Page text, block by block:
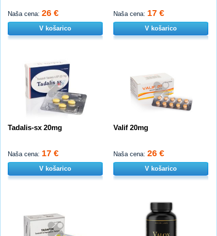
Naša cena: 26 €
V košarico
Naša cena: 17 €
V košarico
Tadalis-sx 20mg
Naša cena: 17 €
V košarico
Valif 20mg
Naša cena: 26 €
V košarico